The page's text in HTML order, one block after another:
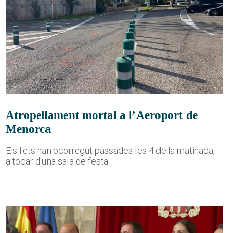
Atropellament mortal a l’Aeroport de
Menorca
Els fets han ocorregut passades les 4 de la matinada,
a tocar d'una sala de festa